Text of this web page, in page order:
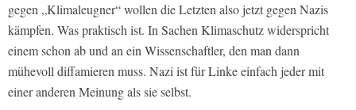
gegen „Klimaleugner“ wollen die Letzten also jetzt gegen Nazis
kämpfen. Was praktisch ist. In Sachen Klimaschutz widerspricht
einem schon ab und an ein Wissenschaftler, den man dann
mühevoll diffamieren muss. Nazi ist für Linke einfach jeder mit
einer anderen Meinung als sie selbst.